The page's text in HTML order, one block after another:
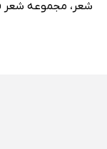
شعر ، مجموعه شعر